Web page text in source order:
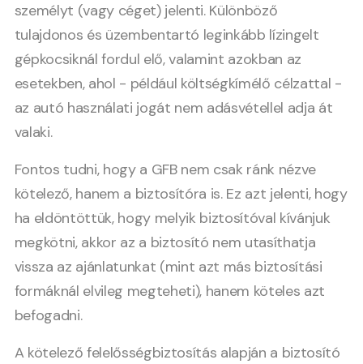
személyt (vagy céget) jelenti. Különböző
tulajdonos és üzembentartó leginkább lízingelt
gépkocsiknál fordul elő, valamint azokban az
esetekben, ahol - például költségkímélő célzattal -
az autó használati jogát nem adásvétellel adja át
valaki.
Fontos tudni, hogy a GFB nem csak ránk nézve
kötelező, hanem a biztosítóra is. Ez azt jelenti, hogy
ha eldöntöttük, hogy melyik biztosítóval kívánjuk
megkötni, akkor az a biztosító nem utasíthatja
vissza az ajánlatunkat (mint azt más biztosítási
formáknál elvileg megteheti), hanem köteles azt
befogadni.
A kötelező felelősségbiztosítás alapján a biztosító